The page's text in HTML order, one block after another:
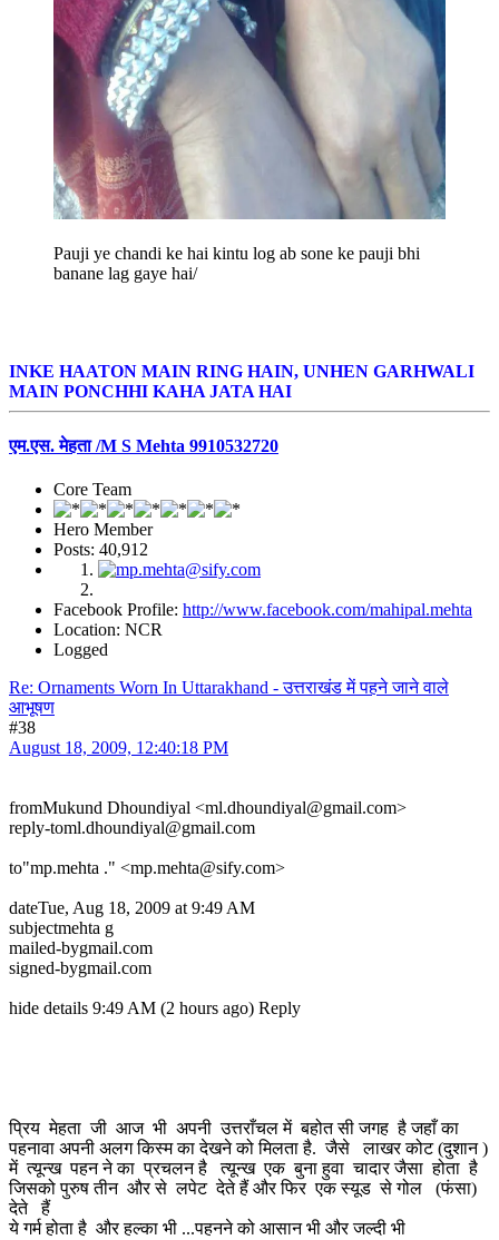
Pauji ye chandi ke hai kintu log ab sone ke pauji bhi
banane lag gaye hai/
INKE HAATON MAIN RING HAIN, UNHEN GARHWALI
MAIN PONCHHI KAHA JATA HAI
एम.एस. मेहता /M S Mehta 9910532720
Core Team
Hero Member
Posts: 40,912
Facebook Profile: http://www.facebook.com/mahipal.mehta
Location: NCR
Logged
Re: Ornaments Worn In Uttarakhand - उत्तराखंड में पहने जाने वाले
आभूषण
#38
August 18, 2009, 12:40:18 PM
fromMukund Dhoundiyal <ml.dhoundiyal@gmail.com>
reply-toml.dhoundiyal@gmail.com
to"mp.mehta ." <mp.mehta@sify.com>
dateTue, Aug 18, 2009 at 9:49 AM
subjectmehta g
mailed-bygmail.com
signed-bygmail.com
hide details 9:49 AM (2 hours ago) Reply
प्रिय मेहता जी आज भी अपनी उत्तराँचल में बहोत सी जगह है जहाँ का
पहनावा अपनी अलग किस्म का देखने को मिलता है. जैसे लाखर कोट (दुशान )
में त्यून्ख पहन ने का प्रचलन है त्यून्ख एक बुना हुवा चादार जैसा होता है
जिसको पुरुष तीन और से लपेट देते हैं और फिर एक स्यूड से गोल (फंसा)
देते हैं
ये गर्म होता है और हल्का भी ...पहनने को आसान भी और जल्दी भी